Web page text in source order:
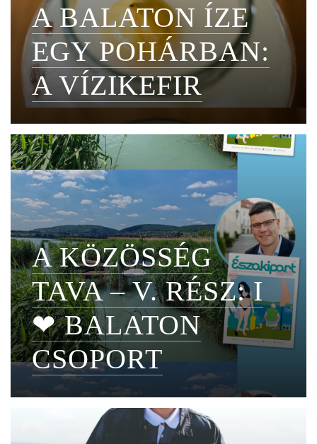
A BALATON ÍZE
EGY POHÁRBAN:
A VÍZIKEFIR
A KÖZÖSSÉG
TAVA – V. RÉSZ: I
❤ BALATON
CSOPORT